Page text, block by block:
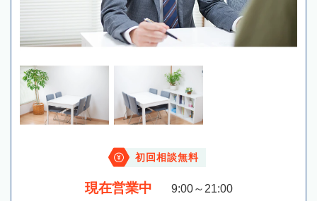
初回相談無料
現在営業中 9:00～21:00